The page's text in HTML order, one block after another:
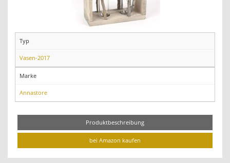
Typ
Vasen-2017
Marke
Annastore
Produktbeschreibung
bei Amazon kaufen